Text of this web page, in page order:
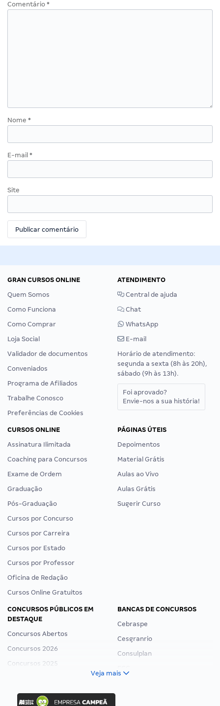
Comentário *
Nome *
E-mail *
Site
GRAN CURSOS ONLINE
Quem Somos
Como Funciona
Como Comprar
Loja Social
Validador de documentos
Conveniados
Programa de Afiliados
Trabalhe Conosco
Preferências de Cookies
ATENDIMENTO
Central de ajuda
Chat
WhatsApp
E-mail
Horário de atendimento:
segunda a sexta (8h às 20h),
sábado (9h às 13h).
Foi aprovado?
Envie-nos a sua história!
CURSOS ONLINE
Assinatura Ilimitada
Coaching para Concursos
Exame de Ordem
Graduação
Pós-Graduação
Cursos por Concurso
Cursos por Carreira
Cursos por Estado
Cursos por Professor
Oficina de Redação
Cursos Online Gratuitos
PÁGINAS ÚTEIS
Depoimentos
Material Grátis
Aulas ao Vivo
Aulas Grátis
Sugerir Curso
CONCURSOS PÚBLICOS EM
DESTAQUE
Concursos Abertos
Concursos 2026
Concursos 2025
Concurso Ibama
BANCAS DE CONCURSOS
Cebraspe
Cesgranrio
Consulplan
Veja mais